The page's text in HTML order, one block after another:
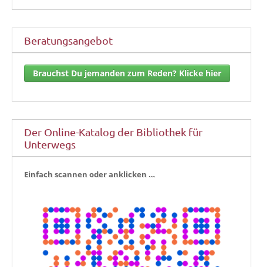
Beratungsangebot
Brauchst Du jemanden zum Reden? Klicke hier
Der Online-Katalog der Bibliothek für
Unterwegs
Ein­fach scan­nen oder anklicken …